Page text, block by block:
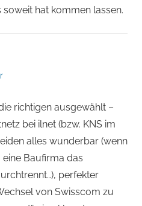
soweit hat kommen lassen.
richtigen ausgewählt –
bei ilnet (bzw. KNS im
alles wunderbar (wenn
Baufirma das
perfekter
von Swisscom zu